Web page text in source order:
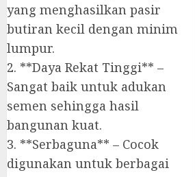
yang menghasilkan pasir
butiran kecil dengan minim
lumpur.
2. **Daya Rekat Tinggi** –
Sangat baik untuk adukan
semen sehingga hasil
bangunan kuat.
3. **Serbaguna** – Cocok
digunakan untuk berbagai